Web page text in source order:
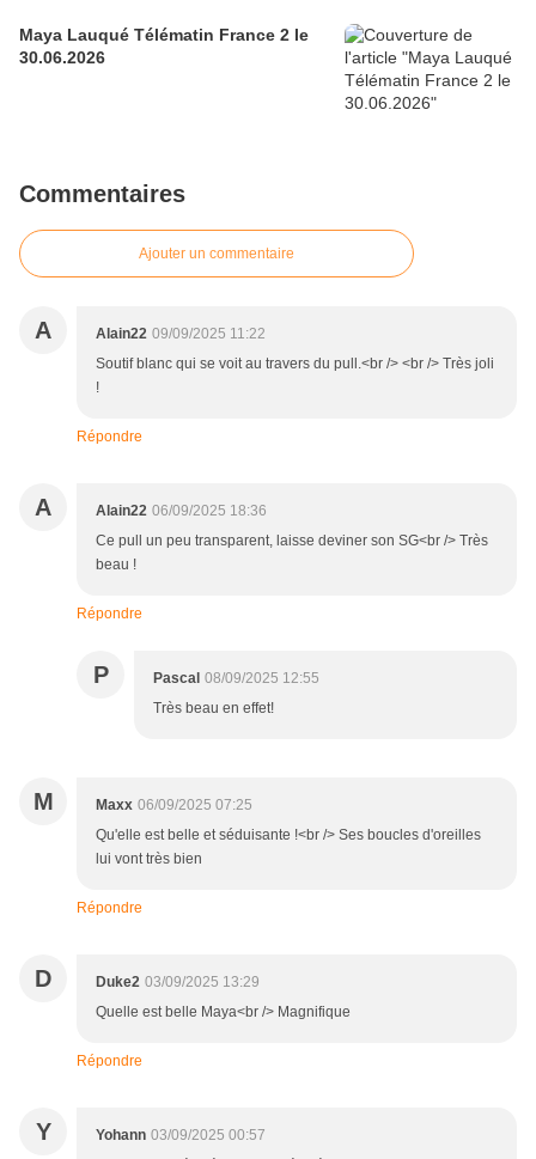
Maya Lauqué Télématin France 2 le
30.06.2026
Commentaires
Ajouter un commentaire
A Alain22 09/09/2025 11:22
Soutif blanc qui se voit au travers du pull.<br /> <br /> Très joli
!
Répondre
A Alain22 06/09/2025 18:36
Ce pull un peu transparent, laisse deviner son SG<br /> Très
beau !
Répondre
P Pascal 08/09/2025 12:55
Très beau en effet!
M Maxx 06/09/2025 07:25
Qu'elle est belle et séduisante !<br /> Ses boucles d'oreilles
lui vont très bien
Répondre
D Duke2 03/09/2025 13:29
Quelle est belle Maya<br /> Magnifique
Répondre
Y Yohann 03/09/2025 00:57